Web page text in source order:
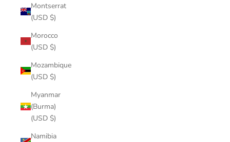
Montserrat
(USD $)
Morocco
(USD $)
Mozambique
(USD $)
Myanmar
(Burma)
(USD $)
Namibia